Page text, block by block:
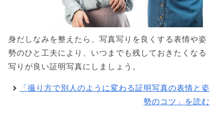
身だしなみを整えたら、写真写りを良くする表情や姿
勢のひと工夫により、いつまでも残しておきたくなる
写りが良い証明写真にしましょう。
「撮り方で別人のように変わる証明写真の表情と姿
勢のコツ」を読む